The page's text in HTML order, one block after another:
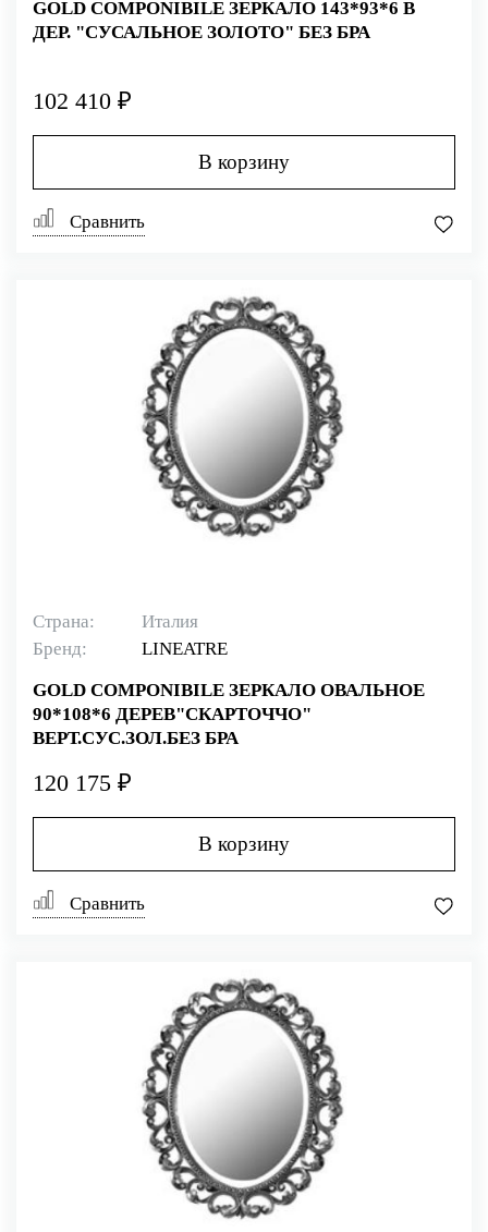
GOLD COMPONIBILE ЗЕРКАЛО 143*93*6 В
ДЕР. "СУСАЛЬНОЕ ЗОЛОТО" БЕЗ БРА
102 410 ₽
В корзину
Сравнить
Страна:
Италия
Бренд:
LINEATRE
GOLD COMPONIBILE ЗЕРКАЛО ОВАЛЬНОЕ
90*108*6 ДЕРЕВ"СКАРТОЧЧО"
ВЕРТ.СУС.ЗОЛ.БЕЗ БРА
120 175 ₽
В корзину
Сравнить